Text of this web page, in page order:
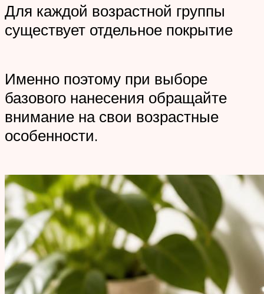
Для каждой возрастной группы
существует отдельное покрытие
Именно поэтому при выборе
базового нанесения обращайте
внимание на свои возрастные
особенности.